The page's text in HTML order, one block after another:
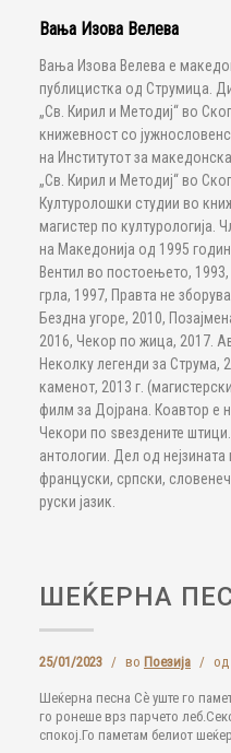
Вања Изова Велева
Вања Изова Велева е
публицистка од Струмица.
„Св. Кирил и Методиј“ во
книжевност со
на Институтот за
„Св. Кирил и Методиј“ во
Културолошки студии во
магистер по културологија.
на Македонија од 1995
Вентил во постоењето,
грла, 1997, Правта не
Бездна угоре, 2010,
2016, Чекор по жица, 2017.
Неколку легенди за Струма,
каменот, 2013 г.
филм за Дојрана. Коавтор е
Чекори по ѕвездените
антологии. Дел од нејзината
француски, српски,
руски јазик.
ШЕЌЕРНА
25/01/2023 / во Поезија / од
Шеќерна песна Сè уште го
го ронеше врз парчето
спокој.Го паметам белиот